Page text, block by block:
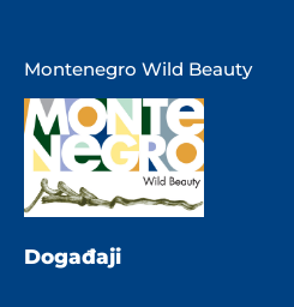
Montenegro Wild Beauty
Događaji